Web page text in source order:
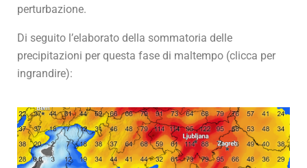
perturbazione.
Di seguito l’elaborato della sommatoria delle
precipitazioni per questa fase di maltempo (clicca per
ingrandire):